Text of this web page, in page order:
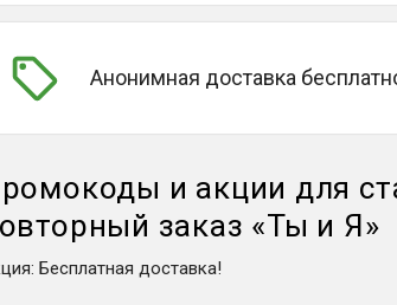
Анонимная доставка
и акции для
заказ «Ты и Я»
: Бесплатная доставка!